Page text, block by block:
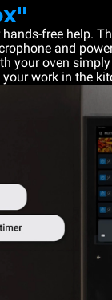
hands-free help.
and
your oven
work in the